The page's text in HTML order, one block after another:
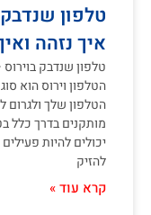
טלפון
איך נזהה
טלפון שנדבק
הטלפון וירוס הוא
הטלפון שלך ולגרום
מותקנים בדרך כלל
יכולים להיות
להזיק
קרא עוד »